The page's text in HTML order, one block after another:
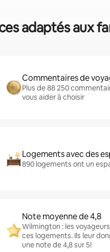
adaptés aux
Commentaires de
Plus de 88 250
vous aider à choisir
Logements avec des
890 logements ont un
Note moyenne de 4,8
Wilmington : les
ces logements. Ils leur
une note de 4,8 sur 5!